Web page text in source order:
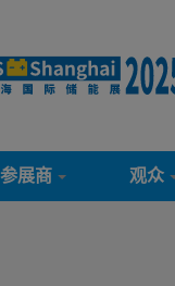
参展商 观众